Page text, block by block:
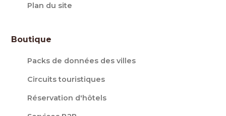
Plan du site
Boutique
Packs de données des villes
Circuits touristiques
Réservation d'hôtels